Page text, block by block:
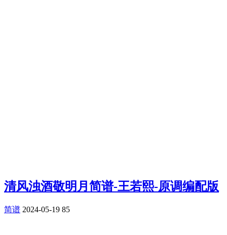
清风浊酒敬明月简谱-王若熙-原调编配版
简谱 2024-05-19 85